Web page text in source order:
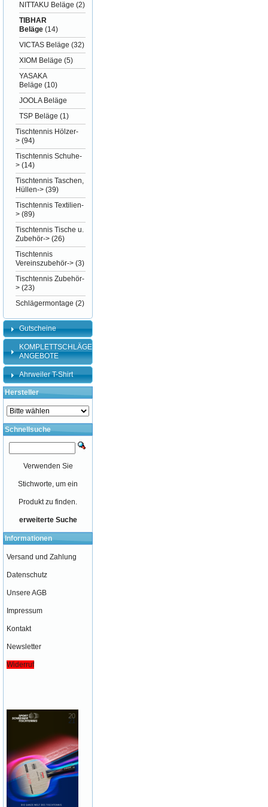
NITTAKU Beläge (2)
TIBHAR
Beläge (14)
VICTAS Beläge (32)
XIOM Beläge (5)
YASAKA
Beläge (10)
JOOLA Beläge
TSP Beläge (1)
Tischtennis Hölzer-
> (94)
Tischtennis Schuhe-
> (14)
Tischtennis Taschen,
Hüllen-> (39)
Tischtennis Textilien-
> (89)
Tischtennis Tische u.
Zubehör-> (26)
Tischtennis
Vereinszubehör-> (3)
Tischtennis Zubehör-
> (23)
Schlägermontage (2)
Gutscheine
KOMPLETTSCHLÄGER-
ANGEBOTE
Ahrweiler T-Shirt
Hersteller
Schnellsuche
Verwenden Sie
Stichworte, um ein
Produkt zu finden.
erweiterte Suche
Informationen
Versand und Zahlung
Datenschutz
Unsere AGB
Impressum
Kontakt
Newsletter
Widerruf